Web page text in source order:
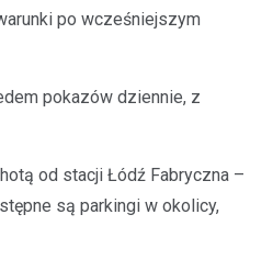
po wcześniejszym
pokazów dziennie, z
od stacji Łódź Fabryczna –
są parkingi w okolicy,